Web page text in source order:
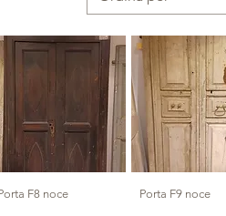
F8 noce Porta F9 noce